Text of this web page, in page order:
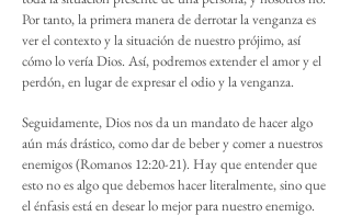
Por tanto, la primera manera de derrotar la venganza es
ver el contexto y la situación de nuestro prójimo, así
cómo lo vería Dios. Así, podremos extender el amor y el
perdón, en lugar de expresar el odio y la venganza.
Seguidamente, Dios nos da un mandato de hacer algo
aún más drástico, como dar de beber y comer a nuestros
enemigos (Romanos 12:20-21). Hay que entender que
esto no es algo que debemos hacer literalmente, sino que
el énfasis está en desear lo mejor para nuestro enemigo.